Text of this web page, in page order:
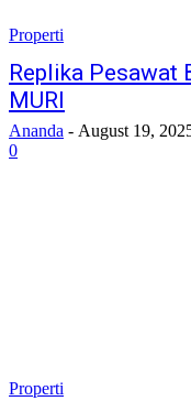
Properti
Replika Pesawat
MURI
Ananda - August 19,
0
Properti